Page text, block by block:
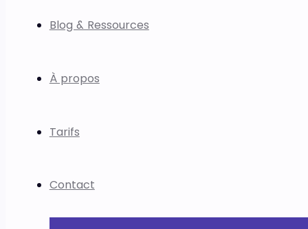
Blog & Ressources
À propos
Tarifs
Contact